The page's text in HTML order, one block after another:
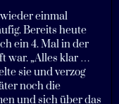
einmal
Bereits heute
ein 4. Mal in der
war. „Alles klar …
sie und verzog
noch die
und sich über das